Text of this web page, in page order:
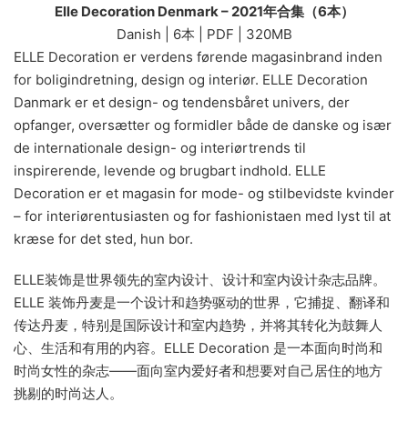
Elle Decoration Denmark – 2021年合集（6本）
Danish | 6本 | PDF | 320MB
ELLE Decoration er verdens førende magasinbrand inden
for boligindretning, design og interiør. ELLE Decoration
Danmark er et design- og tendensbåret univers, der
opfanger, oversætter og formidler både de danske og især
de internationale design- og interiørtrends til
inspirerende, levende og brugbart indhold. ELLE
Decoration er et magasin for mode- og stilbevidste kvinder
– for interiørentusiasten og for fashionistaen med lyst til at
kræse for det sted, hun bor.
ELLE装饰是世界领先的室内设计、设计和室内设计杂志品牌。
ELLE 装饰丹麦是一个设计和趋势驱动的世界，它捕捉、翻译和
传达丹麦，特别是国际设计和室内趋势，并将其转化为鼓舞人
心、生活和有用的内容。 ELLE Decoration 是一本面向时尚和
时尚女性的杂志——面向室内爱好者和想要对自己居住的地方
挑剔的时尚达人。